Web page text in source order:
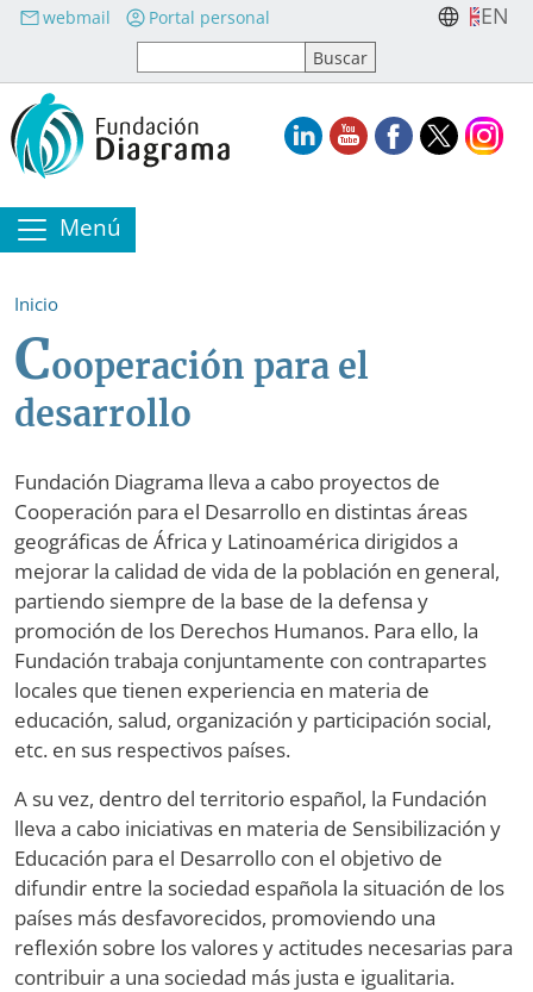
Pasar al contenido principal
webmail Portal personal EN
Menú
Inicio
Cooperación para el
desarrollo
Fundación Diagrama lleva a cabo proyectos de
Cooperación para el Desarrollo en distintas áreas
geográficas de África y Latinoamérica dirigidos a
mejorar la calidad de vida de la población en general,
partiendo siempre de la base de la defensa y
promoción de los Derechos Humanos. Para ello, la
Fundación trabaja conjuntamente con contrapartes
locales que tienen experiencia en materia de
educación, salud, organización y participación social,
etc. en sus respectivos países.
A su vez, dentro del territorio español, la Fundación
lleva a cabo iniciativas en materia de Sensibilización y
Educación para el Desarrollo con el objetivo de
difundir entre la sociedad española la situación de los
países más desfavorecidos, promoviendo una
reflexión sobre los valores y actitudes necesarias para
contribuir a una sociedad más justa e igualitaria.